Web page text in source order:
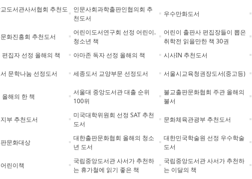
도서관사서협회 추천도
인문사회과학출판인협의회 추
천도서
우수만화도서
화진흥회 추천도서
어린이도서연구회 선정 어린이.
청소년 책
어린이 출판사 편집장들이 뽑은
취학전 읽을만한 책 30권
편집자 선정 올해의 책
아마존 독자 선정 올해의 책 시사IN 추천도서
문학나눔 선정도서 세종도서 교양부문 선정도서 서울시교육청권장도서(중고등)
올해의 한 책
서울대 중앙도서관 대출 순위
100위
불교출판문화협회 주관 올해의
불서
부 추천도서
미국대학위원회 선정 SAT 추천
도서
문화체육관광부 추천도서
문화대상
대한출판문화협회 올해의 청소
년 도서
대한민국학술원 선정 우수학술
도서
린이책
국립중앙도서관 사서가 추천하
는 휴가철에 읽기 좋은 책
국립중앙도서관 사서가 추천하
는 이달의 책